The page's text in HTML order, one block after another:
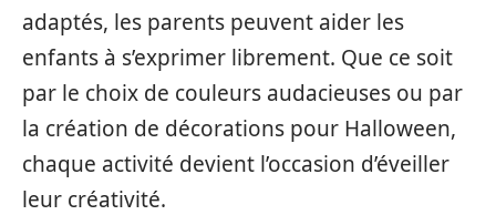
adaptés, les parents peuvent aider les
enfants à s’exprimer librement. Que ce soit
par le choix de couleurs audacieuses ou par
la création de décorations pour Halloween,
chaque activité devient l’occasion d’éveiller
leur créativité.